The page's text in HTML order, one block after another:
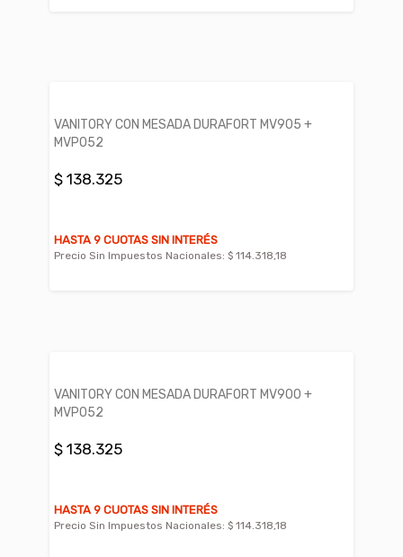
VANITORY CON MESADA DURAFORT MV905 +
MVP052
$ 138.325
HASTA 9 CUOTAS SIN INTERÉS
Precio Sin Impuestos Nacionales: $ 114.318,18
VANITORY CON MESADA DURAFORT MV900 +
MVP052
$ 138.325
HASTA 9 CUOTAS SIN INTERÉS
Precio Sin Impuestos Nacionales: $ 114.318,18